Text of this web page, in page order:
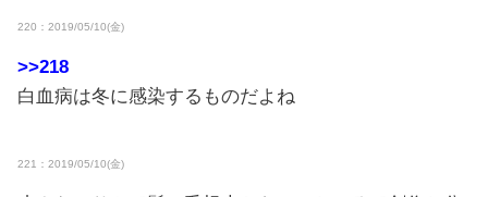
220：2019/05/10(金)
>>218
白血病は冬に感染するものだよね
221：2019/05/10(金)